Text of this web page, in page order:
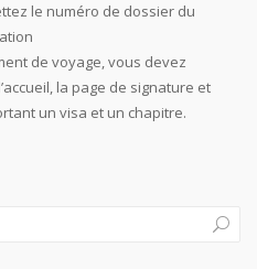
le numéro de dossier du
de voyage, vous devez
la page de signature et
un visa et un chapitre.